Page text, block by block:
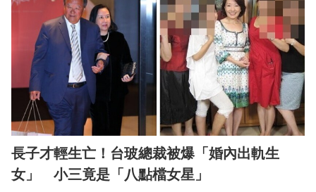
長子才輕生亡！台玻總裁被爆「婚內出軌生
女」 小三竟是「八點檔女星」